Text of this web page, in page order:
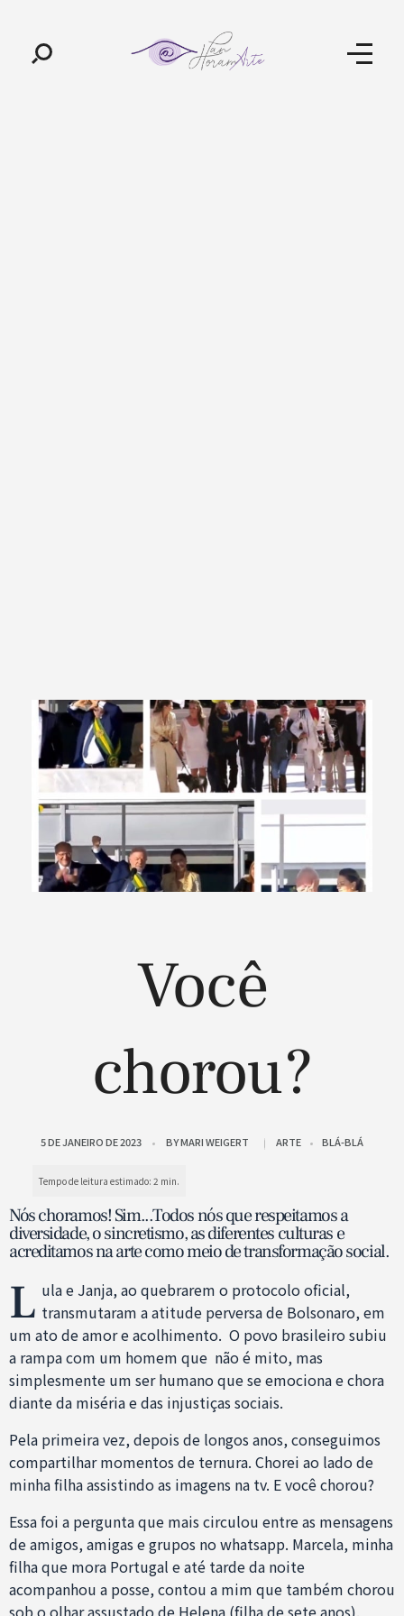
Você
chorou?
5 DE JANEIRO DE 2023 BYMARI WEIGERT ARTE BLÁ-BLÁ
Nós choramos! Sim...Todos nós que respeitamos a
diversidade, o sincretismo, as diferentes culturas e
acreditamos na arte como meio de transformação social.
L ula e Janja, ao quebrarem o protocolo oficial,
transmutaram a atitude perversa de Bolsonaro, em
um ato de amor e acolhimento. O povo brasileiro subiu
a rampa com um homem que não é mito, mas
simplesmente um ser humano que se emociona e chora
diante da miséria e das injustiças sociais.
Pela primeira vez, depois de longos anos, conseguimos
compartilhar momentos de ternura. Chorei ao lado de
minha filha assistindo as imagens na tv. E você chorou?
Essa foi a pergunta que mais circulou entre as mensagens
de amigos, amigas e grupos no whatsapp. Marcela, minha
filha que mora Portugal e até tarde da noite
acompanhou a posse, contou a mim que também chorou
sob o olhar assustado de Helena (filha de sete anos).